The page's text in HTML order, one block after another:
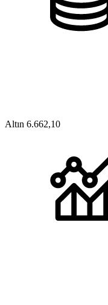
Altın 6.662,10